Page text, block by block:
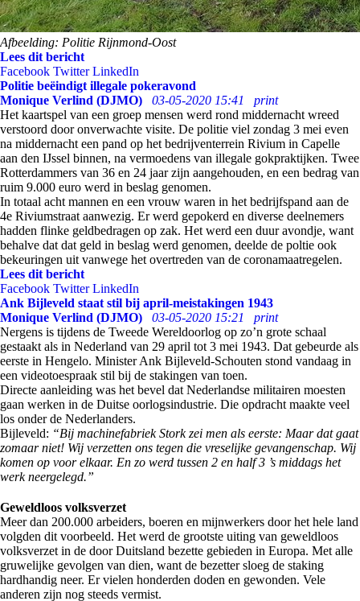
Afbeelding: Politie Rijnmond-Oost
Lees dit bericht
Facebook Twitter LinkedIn
Politie beëindigt illegale pokeravond
Monique Verlind (DJMO)
03-05-2020 15:41
print
Het kaartspel van een groep mensen werd rond middernacht wreed
verstoord door onverwachte visite. De politie viel zondag 3 mei even
na middernacht een pand op het bedrijventerrein Rivium in Capelle
aan den IJssel binnen, na vermoedens van illegale gokpraktijken. Twee
Rotterdammers van 36 en 24 jaar zijn aangehouden, en een bedrag van
ruim 9.000 euro werd in beslag genomen.
In totaal acht mannen en een vrouw waren in het bedrijfspand aan de
4e Riviumstraat aanwezig. Er werd gepokerd en diverse deelnemers
hadden flinke geldbedragen op zak. Het werd een duur avondje, want
behalve dat dat geld in beslag werd genomen, deelde de poltie ook
bekeuringen uit vanwege het overtreden van de coronamaatregelen.
Lees dit bericht
Facebook Twitter LinkedIn
Ank Bijleveld staat stil bij april-meistakingen 1943
Monique Verlind (DJMO)
03-05-2020 15:21
print
Nergens is tijdens de Tweede Wereldoorlog op zo’n grote schaal
gestaakt als in Nederland van 29 april tot 3 mei 1943. Dat gebeurde als
eerste in Hengelo. Minister Ank Bijleveld-Schouten stond vandaag in
een videotoespraak stil bij de stakingen van toen.
Directe aanleiding was het bevel dat Nederlandse militairen moesten
gaan werken in de Duitse oorlogsindustrie. Die opdracht maakte veel
los onder de Nederlanders.
Bijleveld: “Bij machinefabriek Stork zei men als eerste: Maar dat gaat
zomaar niet! Wij verzetten ons tegen die vreselijke gevangenschap. Wij
komen op voor elkaar. En zo werd tussen 2 en half 3 ’s middags het
werk neergelegd.”
Geweldloos volksverzet
Meer dan 200.000 arbeiders, boeren en mijnwerkers door het hele land
volgden dit voorbeeld. Het werd de grootste uiting van geweldloos
volksverzet in de door Duitsland bezette gebieden in Europa. Met alle
gruwelijke gevolgen van dien, want de bezetter sloeg de staking
hardhandig neer. Er vielen honderden doden en gewonden. Vele
anderen zijn nog steeds vermist.